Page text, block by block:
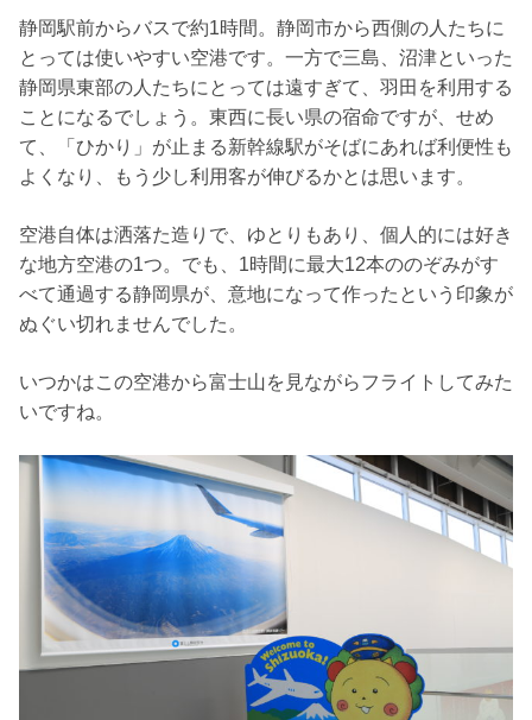
静岡駅前からバスで約1時間。静岡市から西側の人たちに
とっては使いやすい空港です。一方で三島、沼津といった
静岡県東部の人たちにとっては遠すぎて、羽田を利用する
ことになるでしょう。東西に長い県の宿命ですが、せめ
て、「ひかり」が止まる新幹線駅がそばにあれば利便性も
よくなり、もう少し利用客が伸びるかとは思います。
空港自体は洒落た造りで、ゆとりもあり、個人的には好き
な地方空港の1つ。でも、1時間に最大12本ののぞみがす
べて通過する静岡県が、意地になって作ったという印象が
ぬぐい切れませんでした。
いつかはこの空港から富士山を見ながらフライトしてみた
いですね。